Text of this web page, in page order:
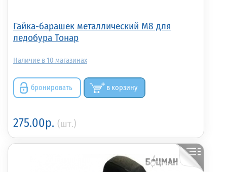
Гайка-барашек металлический М8 для
ледобура Тонар
10
бронировать в корзину
275.00р. (шт.)